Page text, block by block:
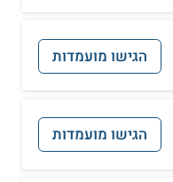
הגישו מועמדות
הגישו מועמדות